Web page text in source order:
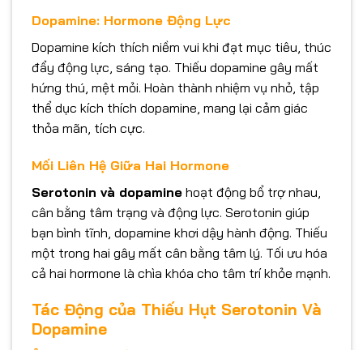
Dopamine: Hormone Động Lực
Dopamine kích thích niềm vui khi đạt mục tiêu, thúc
đẩy động lực, sáng tạo. Thiếu dopamine gây mất
hứng thú, mệt mỏi. Hoàn thành nhiệm vụ nhỏ, tập
thể dục kích thích dopamine, mang lại cảm giác
thỏa mãn, tích cực.
Mối Liên Hệ Giữa Hai Hormone
Serotonin và dopamine hoạt động bổ trợ nhau,
cân bằng tâm trạng và động lực. Serotonin giúp
bạn bình tĩnh, dopamine khơi dậy hành động. Thiếu
một trong hai gây mất cân bằng tâm lý. Tối ưu hóa
cả hai hormone là chìa khóa cho tâm trí khỏe mạnh.
Tác Động của Thiếu Hụt Serotonin Và
Dopamine